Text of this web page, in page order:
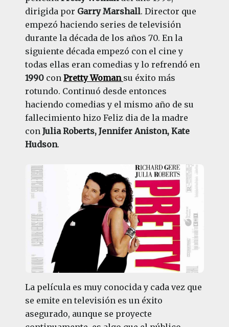
dirigida por Garry Marshall. Director que
empezó haciendo series de televisión
durante la década de los años 70. En la
siguiente década empezó con el cine y
todas ellas eran comedias y lo refrendó en
1990con Pretty Woman su éxito más
rotundo. Continuó desde entonces
haciendo comedias y el mismo año de su
fallecimiento hizo Feliz dia de la madre
con Julia Roberts, Jennifer Aniston, Kate
Hudson.
La película es muy conocida y cada vez que
se emite en televisión es un éxito
asegurado, aunque se proyecte